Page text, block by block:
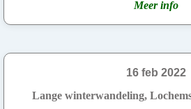
Meer info
16 feb 2022
Lange winterwandeling,